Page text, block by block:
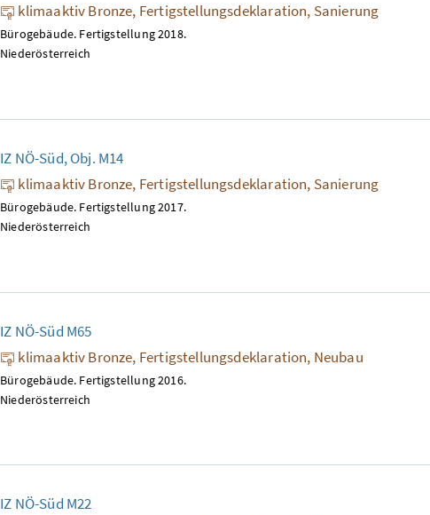
klimaaktiv Bronze, Fertigstellungsdeklaration, Sanierung
Bürogebäude. Fertigstellung 2018.
Niederösterreich
IZ NÖ-Süd, Obj. M14
klimaaktiv Bronze, Fertigstellungsdeklaration, Sanierung
Bürogebäude. Fertigstellung 2017.
Niederösterreich
IZ NÖ-Süd M65
klimaaktiv Bronze, Fertigstellungsdeklaration, Neubau
Bürogebäude. Fertigstellung 2016.
Niederösterreich
IZ NÖ-Süd M22